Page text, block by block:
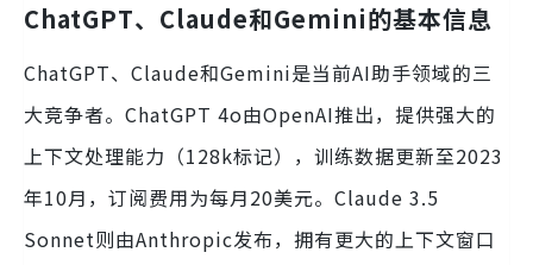
ChatGPT、Claude和Gemini的基本信息
ChatGPT、Claude和Gemini是当前AI助手领域的三
大竞争者。ChatGPT 4o由OpenAI推出，提供强大的
上下文处理能力（128k标记），训练数据更新至2023
年10月，订阅费用为每月20美元。Claude 3.5
Sonnet则由Anthropic发布，拥有更大的上下文窗口